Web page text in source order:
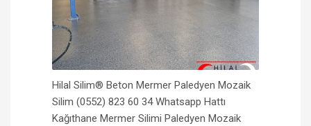
Hilal Silim® Beton Mermer Paledyen Mozaik
Silim (0552) 823 60 34 Whatsapp Hattı
Kağıthane Mermer Silimi Paledyen Mozaik